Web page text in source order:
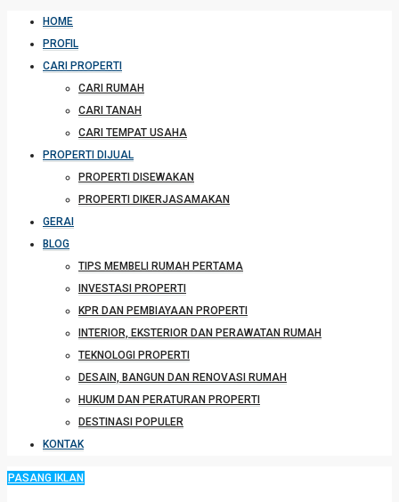
HOME
PROFIL
CARI PROPERTI
CARI RUMAH
CARI TANAH
CARI TEMPAT USAHA
PROPERTI DIJUAL
PROPERTI DISEWAKAN
PROPERTI DIKERJASAMAKAN
GERAI
BLOG
TIPS MEMBELI RUMAH PERTAMA
INVESTASI PROPERTI
KPR DAN PEMBIAYAAN PROPERTI
INTERIOR, EKSTERIOR DAN PERAWATAN RUMAH
TEKNOLOGI PROPERTI
DESAIN, BANGUN DAN RENOVASI RUMAH
HUKUM DAN PERATURAN PROPERTI
DESTINASI POPULER
KONTAK
PASANG IKLAN